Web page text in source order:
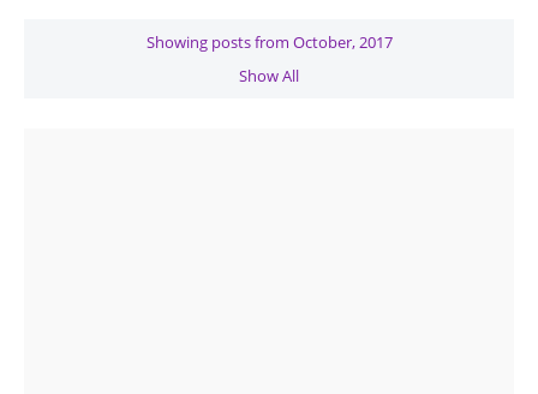
Showing posts from October, 2017
Show All